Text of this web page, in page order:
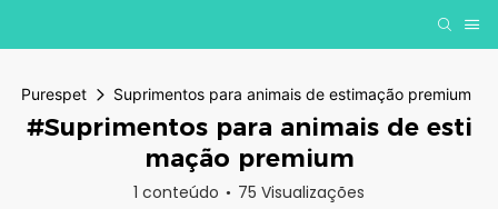
Purespet Suprimentos para animais de estimação premium
#Suprimentos para animais de esti
mação premium
1 conteúdo 75 Visualizações